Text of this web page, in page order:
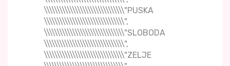
\\\\\\\\\\\\\\\\\\\\\\\\\\\\\\\"PUSKA
\\\\\\\\\\\\\\\\\\\\\\\\\\\\\\\",
\\\\\\\\\\\\\\\\\\\\\\\\\\\\\\\"SLOBODA
\\\\\\\\\\\\\\\\\\\\\\\\\\\\\\\",
\\\\\\\\\\\\\\\\\\\\\\\\\\\\\\\"ZELJE